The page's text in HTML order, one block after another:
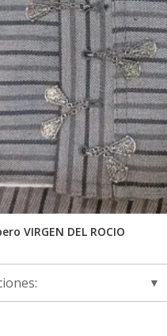
VIRGEN DEL ROCIO